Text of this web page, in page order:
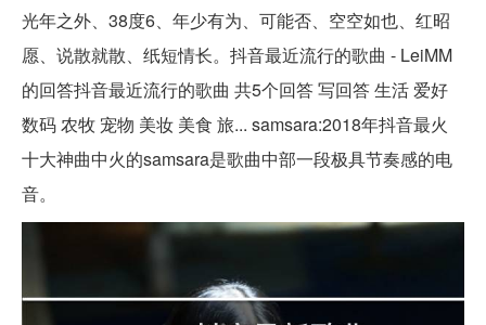
光年之外、38度6、年少有为、可能否、空空如也、红昭
愿、说散就散、纸短情长。抖音最近流行的歌曲 - LeiMM
的回答抖音最近流行的歌曲 共5个回答 写回答 生活 爱好
数码 农牧 宠物 美妆 美食 旅... samsara:2018年抖音最火
十大神曲中火的samsara是歌曲中部一段极具节奏感的电
音。